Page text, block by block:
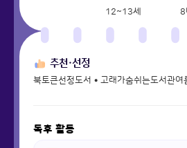
12~13세
8
추천·선정
북토큰선정도서 • 고래가숨쉬는도서관여
독후 활동